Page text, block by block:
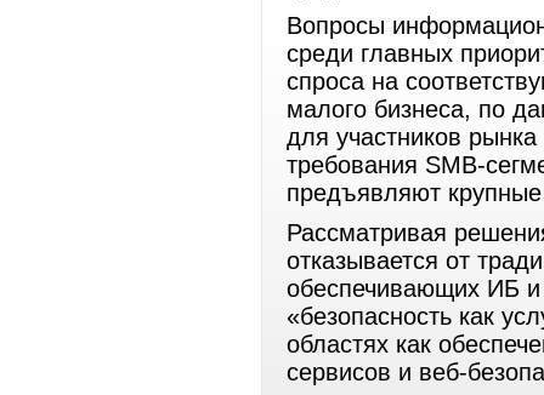
Вопросы
среди главных
спроса на
малого бизнеса, по
для участников
требования SMB-
предъявляют
Рассматривая
отказывается от
обеспечивающих ИБ и
«безопасность как
областях как
сервисов и веб-